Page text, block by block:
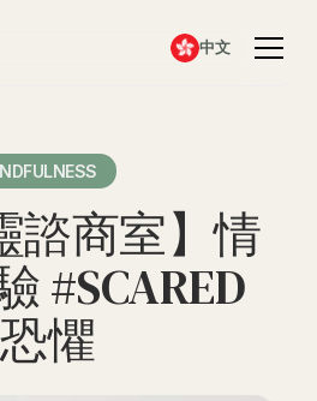
中文
諮商室】情
#SCARED
恐懼